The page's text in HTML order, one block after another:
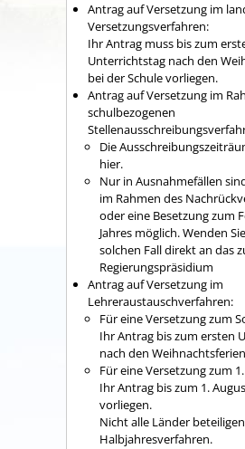
Antrag auf Versetzung im
Versetzungsverfahren:
Ihr Antrag muss bis zum
Unterrichtstag nach den
bei der Schule vorliegen.
Antrag auf Versetzung im
schulbezogenen
Die
hier.
Nur in Ausnahmefällen
im Rahmen des
oder eine Besetzung zum
Jahres möglich. Wenden
solchen Fall direkt an das
Regierungspräsidium
Antrag auf Versetzung im
Lehreraustauschverfahren:
Für eine Versetzung zum
Ihr Antrag bis zum ersten
nach den
Für eine Versetzung zum
Ihr Antrag bis zum 1.
vorliegen.
Nicht alle Länder
Halbjahresverfahren.